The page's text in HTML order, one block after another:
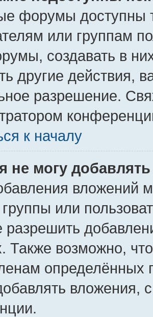
форумы доступны
или группам
создавать в
другие действия,
разрешение.
к началу
не могу
вложений
или
разрешить
Также возможно,
определённых
вложения,